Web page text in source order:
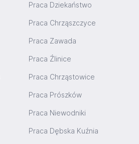
Praca Dziekaństwo
Praca Chrząszczyce
Praca Zawada
Praca Źlinice
Praca Chrząstowice
Praca Prószków
Praca Niewodniki
Praca Dębska Kuźnia